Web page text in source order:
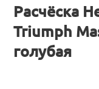
Расчёска
Triumph
голубая